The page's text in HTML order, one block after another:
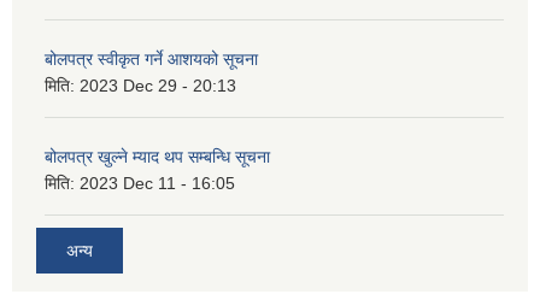
बोलपत्र स्वीकृत गर्ने आशयको सूचना
मिति: 2023 Dec 29 - 20:13
बोलपत्र खुल्ने म्याद थप सम्बन्धि सूचना
मिति: 2023 Dec 11 - 16:05
अन्य